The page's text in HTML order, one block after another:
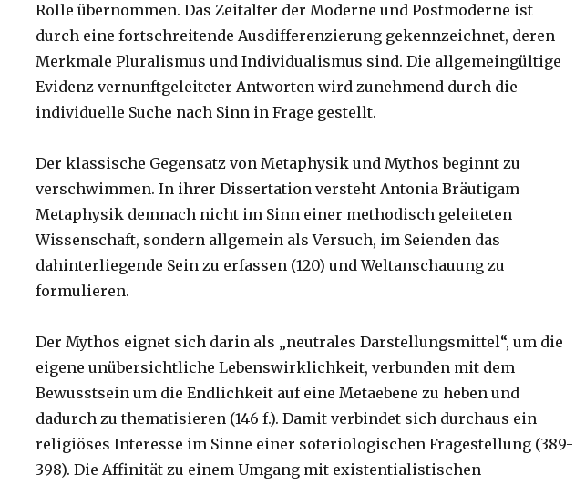
Rolle übernommen. Das Zeitalter der Moderne und Postmoderne ist
durch eine fortschreitende Ausdifferenzierung gekennzeichnet, deren
Merkmale Pluralismus und Individualismus sind. Die allgemeingültige
Evidenz vernunftgeleiteter Antworten wird zunehmend durch die
individuelle Suche nach Sinn in Frage gestellt.
Der klassische Gegensatz von Metaphysik und Mythos beginnt zu
verschwimmen. In ihrer Dissertation versteht Antonia Bräutigam
Metaphysik demnach nicht im Sinn einer methodisch geleiteten
Wissenschaft, sondern allgemein als Versuch, im Seienden das
dahinterliegende Sein zu erfassen (120) und Weltanschauung zu
formulieren.
Der Mythos eignet sich darin als „neutrales Darstellungsmittel“, um die
eigene unübersichtliche Lebenswirklichkeit, verbunden mit dem
Bewusstsein um die Endlichkeit auf eine Metaebene zu heben und
dadurch zu thematisieren (146 f.). Damit verbindet sich durchaus ein
religiöses Interesse im Sinne einer soteriologischen Fragestellung (389-
398). Die Affinität zu einem Umgang mit existentialistischen